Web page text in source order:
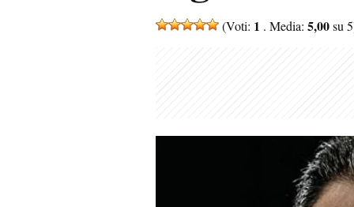
(Voti: 1 . Media: 5,00su